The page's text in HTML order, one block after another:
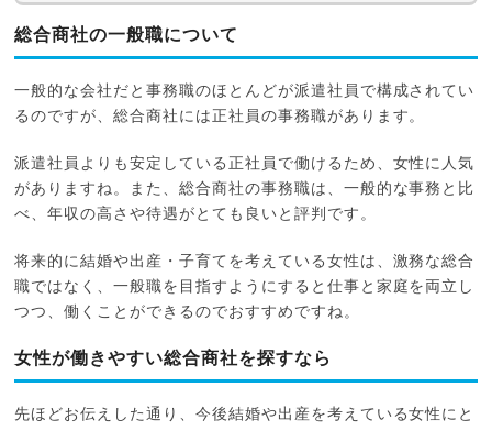
総合商社の一般職について
一般的な会社だと事務職のほとんどが派遣社員で構成されてい
るのですが、総合商社には正社員の事務職があります。
派遣社員よりも安定している正社員で働けるため、女性に人気
がありますね。また、総合商社の事務職は、一般的な事務と比
べ、年収の高さや待遇がとても良いと評判です。
将来的に結婚や出産・子育てを考えている女性は、激務な総合
職ではなく、一般職を目指すようにすると仕事と家庭を両立し
つつ、働くことができるのでおすすめですね。
女性が働きやすい総合商社を探すなら
先ほどお伝えした通り、今後結婚や出産を考えている女性にと